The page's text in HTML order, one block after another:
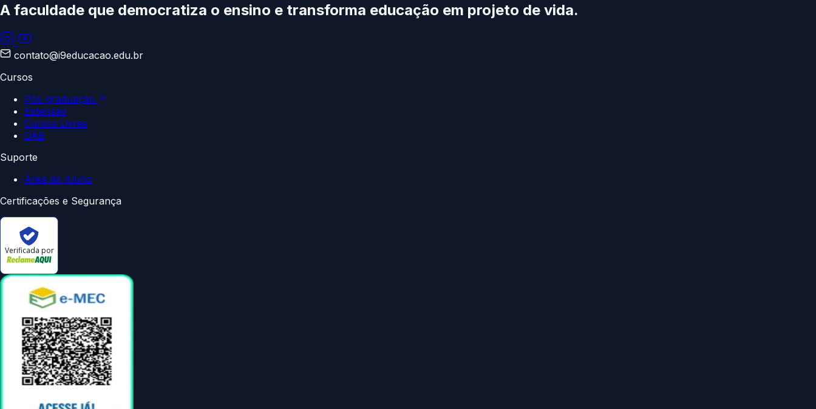
A faculdade que democratiza o ensino e transforma educação em projeto de vida.
contato@i9educacao.edu.br
Cursos
Pós-graduação
Extensão
Cursos Livres
OAB
Suporte
Área do Aluno
Certificações e Segurança
Verificada por